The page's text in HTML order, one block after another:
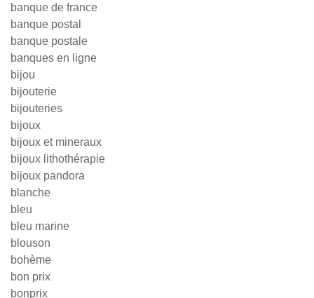
banque de france
banque postal
banque postale
banques en ligne
bijou
bijouterie
bijouteries
bijoux
bijoux et mineraux
bijoux lithothérapie
bijoux pandora
blanche
bleu
bleu marine
blouson
bohème
bon prix
bonprix